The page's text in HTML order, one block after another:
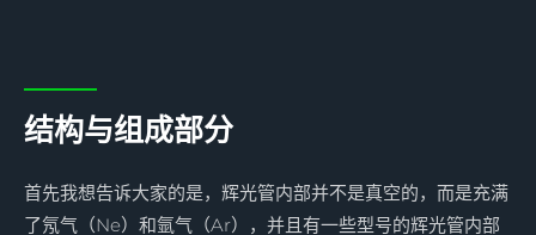
结构与组成部分
首先我想告诉大家的是，辉光管内部并不是真空的，而是充满
了氖气（Ne）和氩气（Ar），并且有一些型号的辉光管内部